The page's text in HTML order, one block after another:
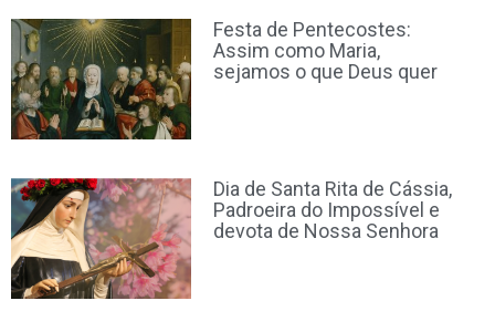
Festa de Pentecostes:
Assim como Maria,
sejamos o que Deus quer
Dia de Santa Rita de Cássia,
Padroeira do Impossível e
devota de Nossa Senhora